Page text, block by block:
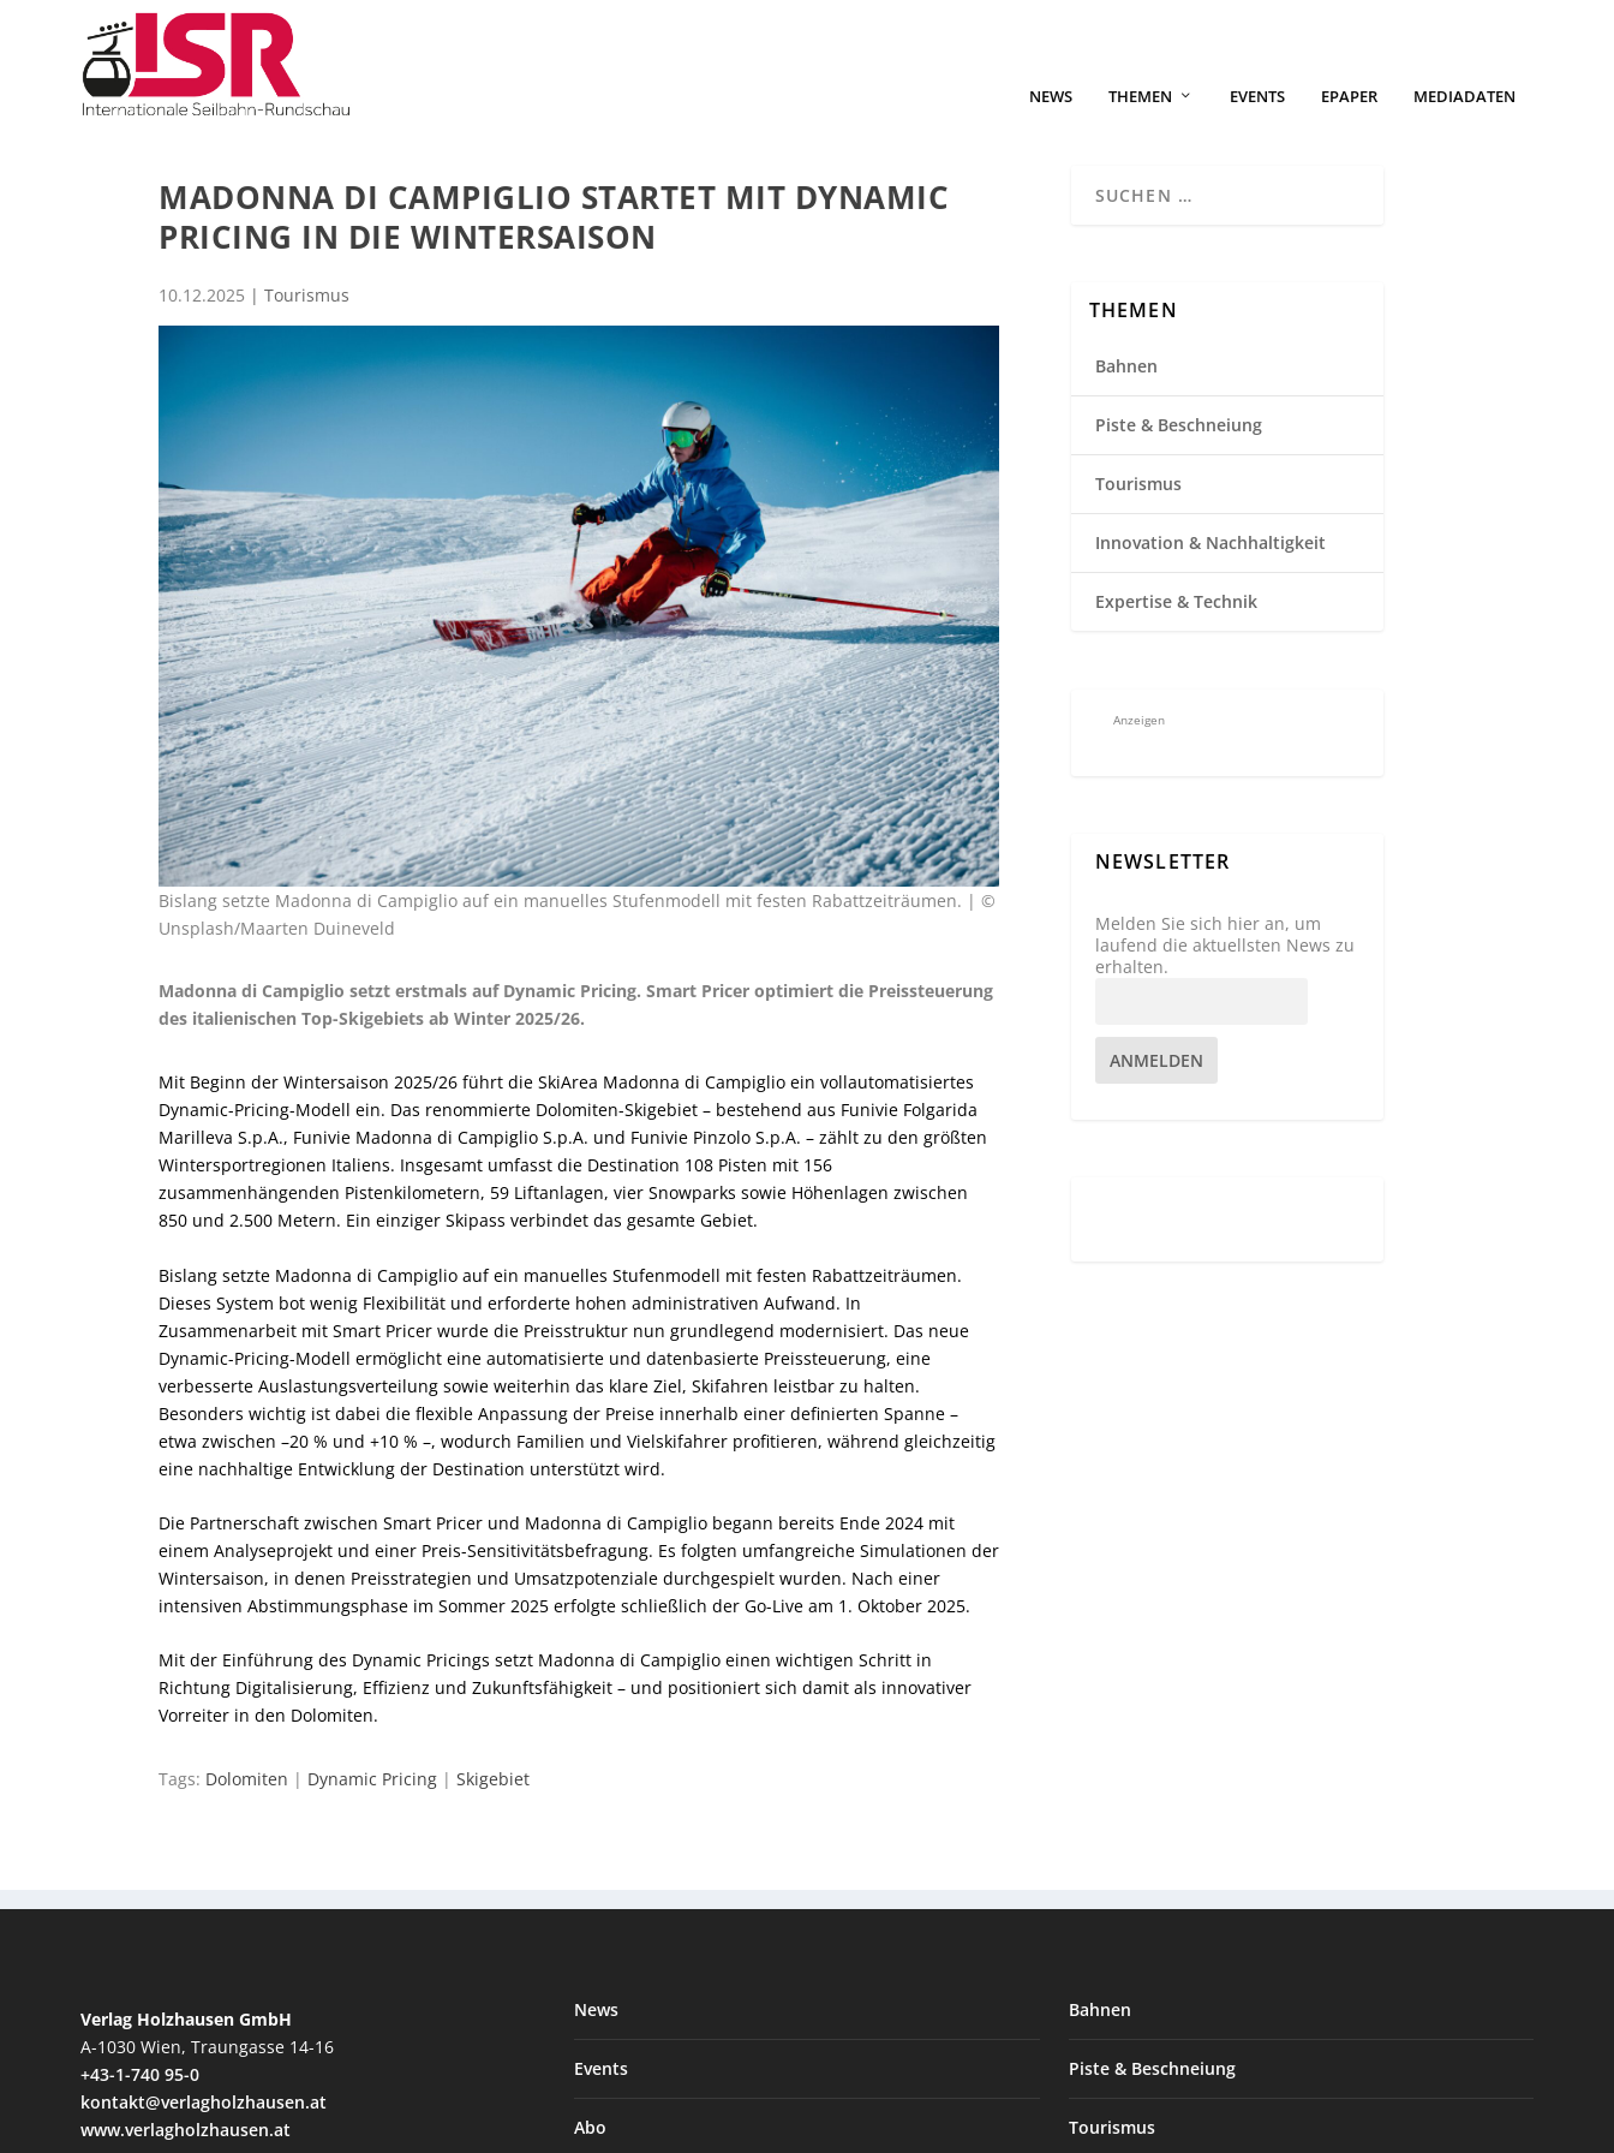
NEWS THEMEN EVENTS EPAPER MEDIADATEN
MADONNA DI CAMPIGLIO STARTET MIT DYNAMIC
PRICING IN DIE WINTERSAISON
10.12.2025 | Tourismus
Bislang setzte Madonna di Campiglio auf ein manuelles Stufenmodell mit festen Rabattzeiträumen. | ©
Unsplash/Maarten Duineveld
Madonna di Campiglio setzt erstmals auf Dynamic Pricing. Smart Pricer optimiert die Preissteuerung
des italienischen Top-Skigebiets ab Winter 2025/26.
Mit Beginn der Wintersaison 2025/26 führt die SkiArea Madonna di Campiglio ein vollautomatisiertes
Dynamic-Pricing-Modell ein. Das renommierte Dolomiten-Skigebiet – bestehend aus Funivie Folgarida
Marilleva S.p.A., Funivie Madonna di Campiglio S.p.A. und Funivie Pinzolo S.p.A. – zählt zu den größten
Wintersportregionen Italiens. Insgesamt umfasst die Destination 108 Pisten mit 156
zusammenhängenden Pistenkilometern, 59 Liftanlagen, vier Snowparks sowie Höhenlagen zwischen
850 und 2.500 Metern. Ein einziger Skipass verbindet das gesamte Gebiet.
Bislang setzte Madonna di Campiglio auf ein manuelles Stufenmodell mit festen Rabattzeiträumen.
Dieses System bot wenig Flexibilität und erforderte hohen administrativen Aufwand. In
Zusammenarbeit mit Smart Pricer wurde die Preisstruktur nun grundlegend modernisiert. Das neue
Dynamic-Pricing-Modell ermöglicht eine automatisierte und datenbasierte Preissteuerung, eine
verbesserte Auslastungsverteilung sowie weiterhin das klare Ziel, Skifahren leistbar zu halten.
Besonders wichtig ist dabei die flexible Anpassung der Preise innerhalb einer definierten Spanne –
etwa zwischen –20 % und +10 % –, wodurch Familien und Vielskifahrer profitieren, während gleichzeitig
eine nachhaltige Entwicklung der Destination unterstützt wird.
Die Partnerschaft zwischen Smart Pricer und Madonna di Campiglio begann bereits Ende 2024 mit
einem Analyseprojekt und einer Preis-Sensitivitätsbefragung. Es folgten umfangreiche Simulationen der
Wintersaison, in denen Preisstrategien und Umsatzpotenziale durchgespielt wurden. Nach einer
intensiven Abstimmungsphase im Sommer 2025 erfolgte schließlich der Go-Live am 1. Oktober 2025.
Mit der Einführung des Dynamic Pricings setzt Madonna di Campiglio einen wichtigen Schritt in
Richtung Digitalisierung, Effizienz und Zukunftsfähigkeit – und positioniert sich damit als innovativer
Vorreiter in den Dolomiten.
Tags: Dolomiten | Dynamic Pricing | Skigebiet
THEMEN
Bahnen
Piste & Beschneiung
Tourismus
Innovation & Nachhaltigkeit
Expertise & Technik
Anzeigen
NEWSLETTER
Melden Sie sich hier an, um
laufend die aktuellsten News zu
erhalten.
ANMELDEN
Verlag Holzhausen GmbH
A-1030 Wien, Traungasse 14-16
+43-1-740 95-0
kontakt@verlagholzhausen.at
www.verlagholzhausen.at
News
Events
Abo
Bahnen
Piste & Beschneiung
Tourismus